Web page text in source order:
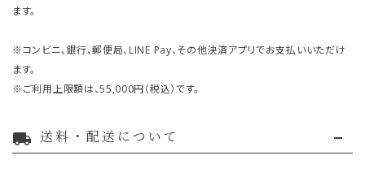
ます。
※コンビニ、銀行、郵便局、LINE Pay、その他決済アプリでお支払いいただけ
ます。
※ご利用上限額は、55,000円（税込）です。
local_shipping 送料・配送について